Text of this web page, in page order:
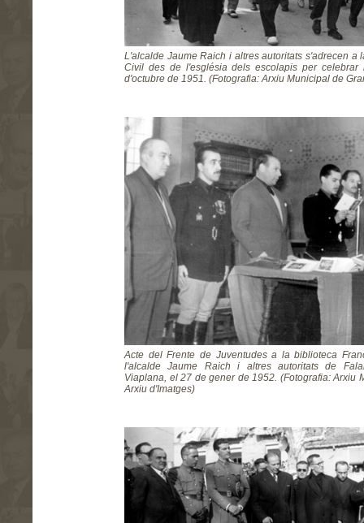
L'alcalde Jaume Raich i altres autoritats s'adrecen a
Civil des de l'església dels escolapis per
d'octubre de 1951. (Fotografia: Arxiu Municipal de
Acte del Frente de Juventudes a la biblioteca
l'alcalde Jaume Raich i altres autoritats de
Viaplana, el 27 de gener de 1952. (Fotografia: Arxiu
Arxiu d'Imatges)